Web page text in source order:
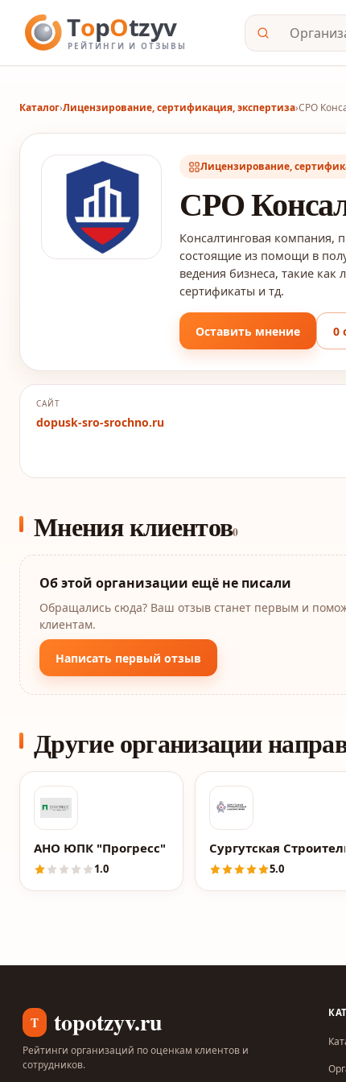
Каталог›Лицензирование, сертификация, экспертиза›СРО
Лицензирование,
СРО
Консалтинговая компания,
состоящие из помощи в
ведения бизнеса, такие как
сертификаты и тд.
Оставить мнение 0
САЙТ
dopusk-sro-srochno.ru
Мнения клиентов0
Об этой организации ещё не писали
Обращались сюда? Ваш отзыв станет первым и
клиентам.
Написать первый отзыв
Другие организации
АНО ЮПК "Прогресс"
1.0
Сургутская
5.0
T topotzyv.ru
Рейтинги организаций по оценкам клиентов и
сотрудников.